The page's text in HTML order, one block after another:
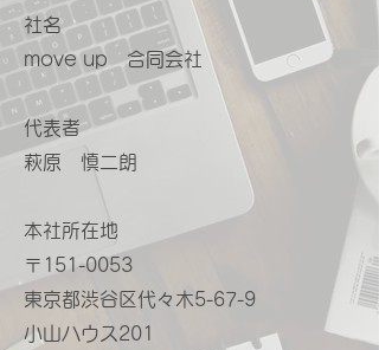
​社名
move up 合同会社
代表者
萩原 慎二朗
本社所在地
〒151-0053
東京都渋谷区代々木5-67-9
​小山ハウス201